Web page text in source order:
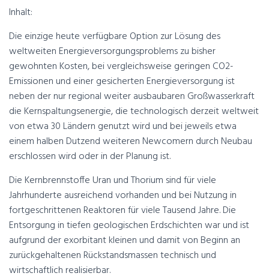
Inhalt:
Die einzige heute verfügbare Option zur Lösung des
weltweiten Energieversorgungsproblems zu bisher
gewohnten Kosten, bei vergleichsweise geringen CO2-
Emissionen und einer gesicherten Energieversorgung ist
neben der nur regional weiter ausbaubaren Großwasserkraft
die Kernspaltungsenergie, die technologisch derzeit weltweit
von etwa 30 Ländern genutzt wird und bei jeweils etwa
einem halben Dutzend weiteren Newcomern durch Neubau
erschlossen wird oder in der Planung ist.
Die Kernbrennstoffe Uran und Thorium sind für viele
Jahrhunderte ausreichend vorhanden und bei Nutzung in
fortgeschrittenen Reaktoren für viele Tausend Jahre. Die
Entsorgung in tiefen geologischen Erdschichten war und ist
aufgrund der exorbitant kleinen und damit von Beginn an
zurückgehaltenen Rückstandsmassen technisch und
wirtschaftlich realisierbar.